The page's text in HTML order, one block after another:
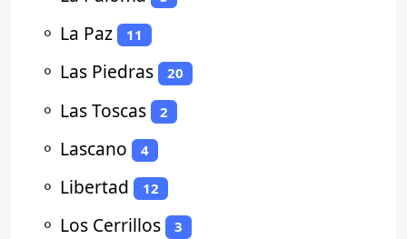
⚬ La Paz 11
⚬ Las Piedras 20
⚬ Las Toscas 2
⚬ Lascano 4
⚬ Libertad 12
⚬ Los Cerrillos 3